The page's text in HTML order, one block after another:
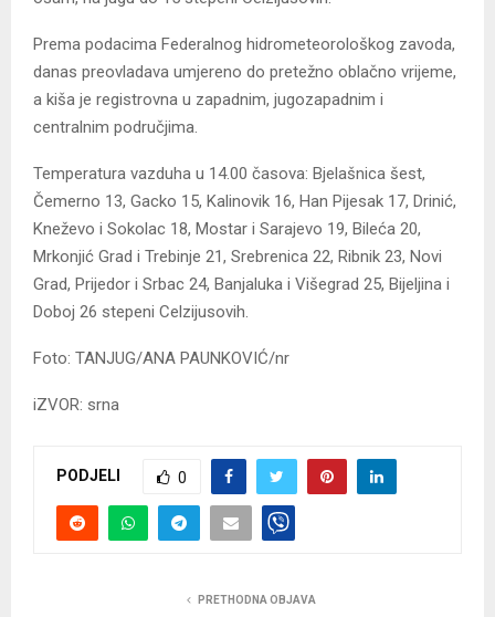
Prema podacima Federalnog hidrometeorološkog zavoda,
danas preovladava umjereno do pretežno oblačno vrijeme,
a kiša je registrovna u zapadnim, jugozapadnim i
centralnim područjima.
Temperatura vazduha u 14.00 časova: Bjelašnica šest,
Čemerno 13, Gacko 15, Kalinovik 16, Han Pijesak 17, Drinić,
Kneževo i Sokolac 18, Mostar i Sarajevo 19, Bileća 20,
Mrkonjić Grad i Trebinje 21, Srebrenica 22, Ribnik 23, Novi
Grad, Prijedor i Srbac 24, Banjaluka i Višegrad 25, Bijeljina i
Doboj 26 stepeni Celzijusovih.
Foto: TANJUG/ANA PAUNKOVIĆ/nr
iZVOR: srna
PODJELI 0
PRETHODNA OBJAVA